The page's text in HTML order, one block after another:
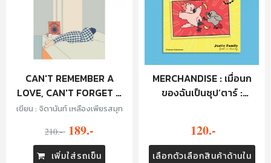
CAN'T REMEMBER A
LOVE, CAN'T FORGET A
LOSS เจ็บเกินจำรัก หนักเกิน
เขียน : จิดานันท์ เหลืองเพียรสมุท
210.- 189.-
เพิ่มใส่รถเข็น
MERCHANDISE : เมื่อนก
ของฉันเป็นซุป’ตาร์ :
120.-
เลือกตัวเลือกสินค้าด้านใน